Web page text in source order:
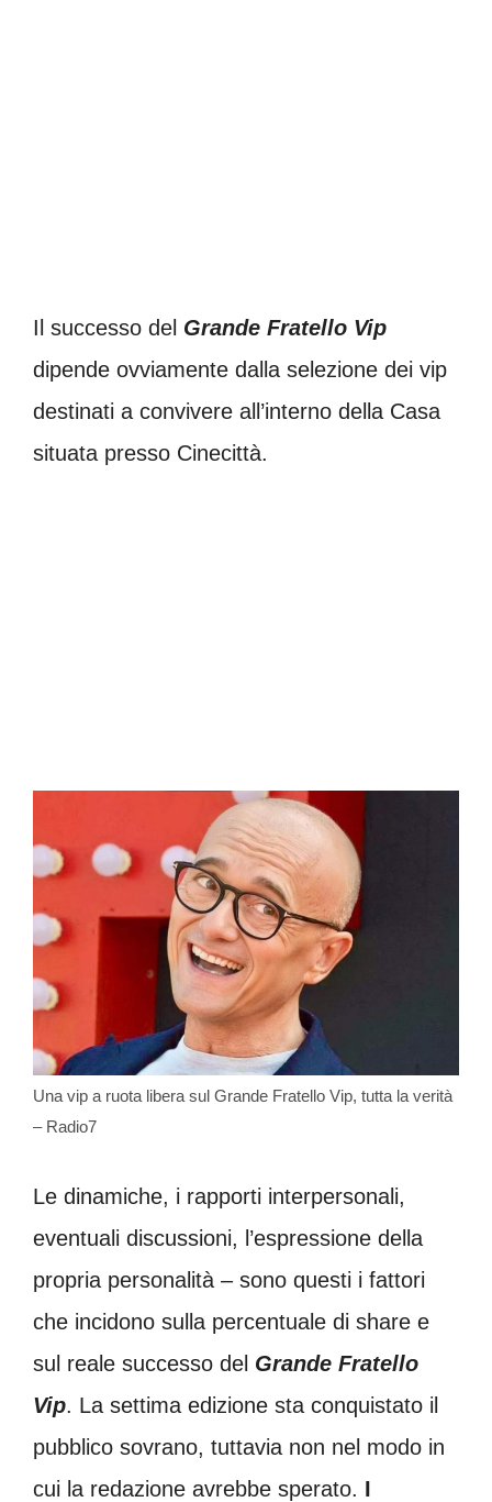
Il successo del Grande Fratello Vip
dipende ovviamente dalla selezione dei vip
destinati a convivere all’interno della Casa
situata presso Cinecittà.
Una vip a ruota libera sul Grande Fratello Vip, tutta la verità
– Radio7
Le dinamiche, i rapporti interpersonali,
eventuali discussioni, l’espressione della
propria personalità – sono questi i fattori
che incidono sulla percentuale di share e
sul reale successo del Grande Fratello
Vip. La settima edizione sta conquistato il
pubblico sovrano, tuttavia non nel modo in
cui la redazione avrebbe sperato. I